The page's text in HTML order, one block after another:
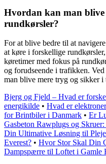
Hvordan kan man
rundkørsler?
For at blive bedre til at
at køre i forskellige
køretimer med fokus på
og forudseende i trafikken.
man blive mere tryg og sikker i
Bjerg og Fjeld – Hvad er
energikilde • Hvad er
for Brintbiler i Danmark • Er
Gasbeton Rawplugs og
Din Ultimative Løsning til
Everest? • Hvor Stor Skal Din
Dampspærre til Loftet i Gamle